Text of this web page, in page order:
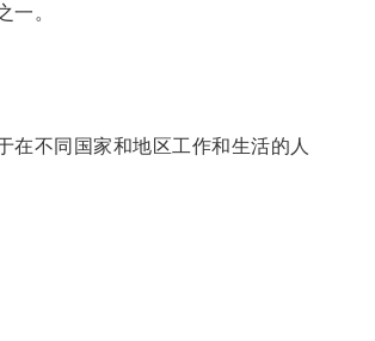
一。
不同国家和地区工作和生活的人